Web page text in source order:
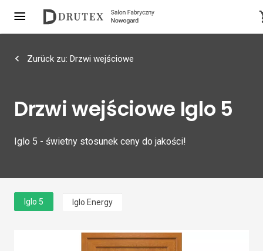
Zurück zu: Drzwi wejściowe
Drzwi wejściowe Iglo 5
Iglo 5 - świetny stosunek ceny do jakości!
Iglo 5 Iglo Energy